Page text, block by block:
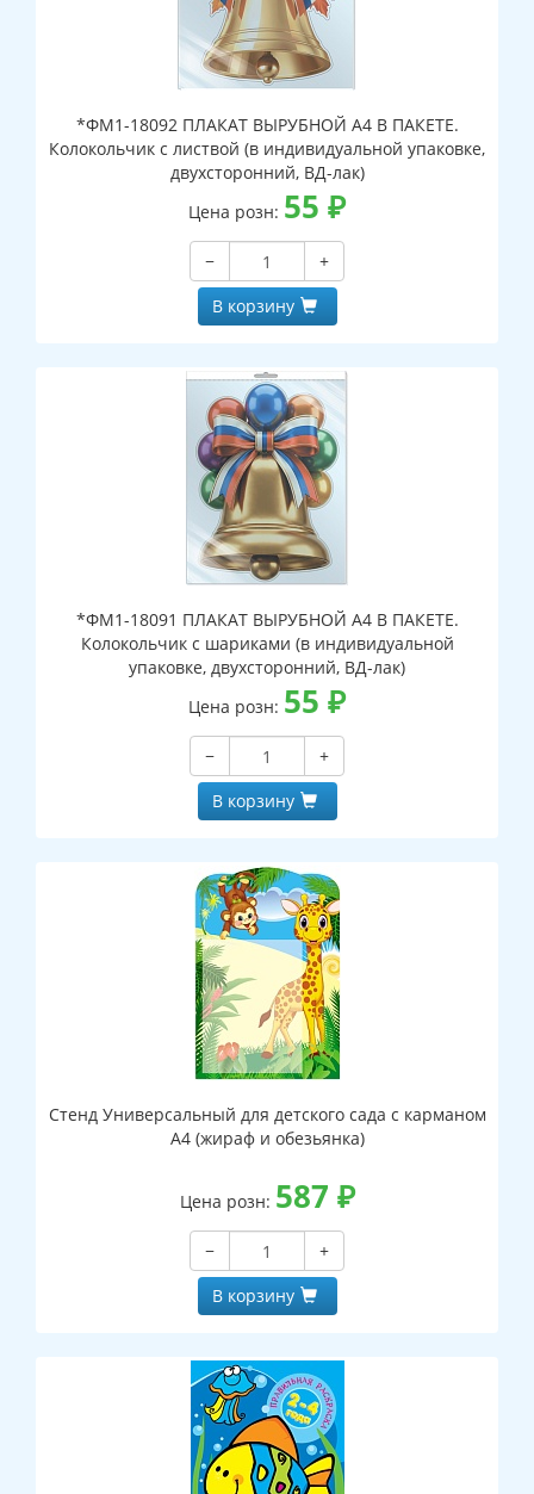
*ФМ1-18092 ПЛАКАТ ВЫРУБНОЙ А4 В ПАКЕТЕ.
Колокольчик с листвой (в индивидуальной упаковке,
двухсторонний, ВД-лак)
Цена розн: 55 ₽
−
+
В корзину
*ФМ1-18091 ПЛАКАТ ВЫРУБНОЙ А4 В ПАКЕТЕ.
Колокольчик с шариками (в индивидуальной
упаковке, двухсторонний, ВД-лак)
Цена розн: 55 ₽
−
+
В корзину
Стенд Универсальный для детского сада с карманом
А4 (жираф и обезьянка)
Цена розн: 587 ₽
−
+
В корзину